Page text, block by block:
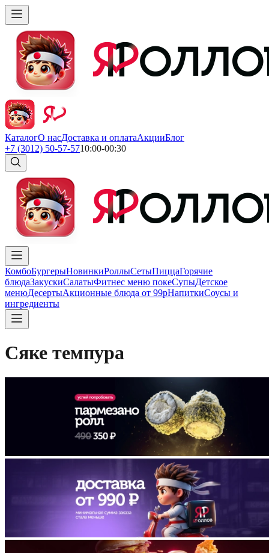
КаталогО насДоставка и оплатаАкцииБлог
+7 (3012) 50-57-5710:00-00:30
КомбоБургерыНовинкиРоллыСетыПиццаГорячие
блюдаЗакускиСалатыФитнес меню покеСупыДетское
менюДесертыАкционные блюда от 99рНапиткиСоусы и
ингредиенты
Сяке темпура